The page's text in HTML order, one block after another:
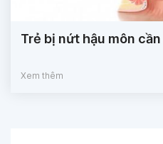
Trẻ bị nứt hậu môn
Xem thêm